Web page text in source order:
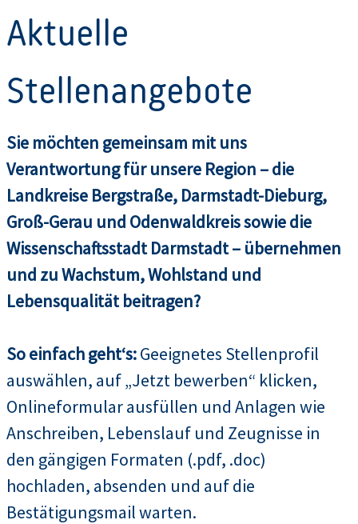
Aktuelle
Stellenangebote
Sie möchten gemeinsam mit uns
Verantwortung für unsere Region – die
Landkreise Bergstraße, Darmstadt-Dieburg,
Groß-Gerau und Odenwaldkreis sowie die
Wissenschaftsstadt Darmstadt – übernehmen
und zu Wachstum, Wohlstand und
Lebensqualität beitragen?
So einfach geht‘s:Geeignetes Stellenprofil
auswählen, auf „Jetzt bewerben“ klicken,
Onlineformular ausfüllen und Anlagen wie
Anschreiben, Lebenslauf und Zeugnisse in
den gängigen Formaten (.pdf, .doc)
hochladen, absenden und auf die
Bestätigungsmail warten.